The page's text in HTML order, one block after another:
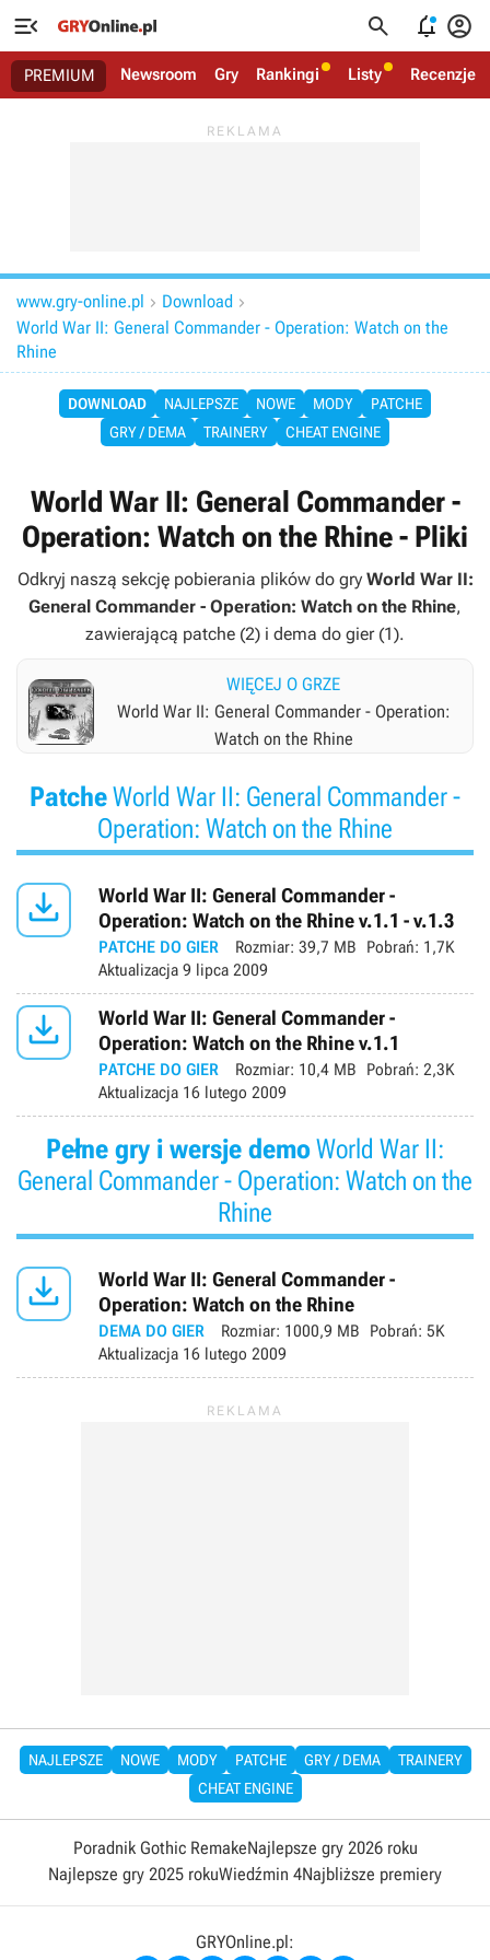
   
PREMIUM Newsroom Gry Rankingi Listy Recenzje
www.gry-online.pl  Download 
World War II: General Commander - Operation: Watch on the
Rhine
DOWNLOAD NAJLEPSZE NOWE MODY
PATCHE
GRY / DEMA
TRAINERY CHEAT ENGINE
World War II: General Commander -
Operation: Watch on the Rhine - Pliki
Odkryj naszą sekcję pobierania plików do gry World War II:
General Commander - Operation: Watch on the Rhine,
zawierającą patche (2) i dema do gier (1).
WIĘCEJ O GRZE
World War II: General Commander - Operation:
Watch on the Rhine
PatcheWorld War II: General Commander -
Operation: Watch on the Rhine

World War II: General Commander -
Operation: Watch on the Rhine v.1.1 - v.1.3
PATCHE DO GIER Rozmiar: 39,7 MB Pobrań: 1,7K
Aktualizacja 9 lipca 2009

World War II: General Commander -
Operation: Watch on the Rhine v.1.1
PATCHE DO GIER Rozmiar: 10,4 MB Pobrań: 2,3K
Aktualizacja 16 lutego 2009
Pełne gry i wersje demoWorld War II:
General Commander - Operation: Watch on the
Rhine

World War II: General Commander -
Operation: Watch on the Rhine
DEMA DO GIER Rozmiar: 1000,9 MB Pobrań: 5K
Aktualizacja 16 lutego 2009
NAJLEPSZE NOWE MODY PATCHE GRY / DEMA
TRAINERY
CHEAT ENGINE
Poradnik Gothic RemakeNajlepsze gry 2026 roku
Najlepsze gry 2025 rokuWiedźmin 4Najbliższe premiery
GRYOnline.pl: